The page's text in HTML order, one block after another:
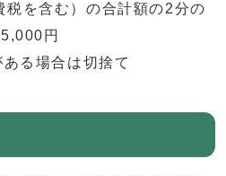
税を含む）の合計額の2分の
円
る場合は切捨て